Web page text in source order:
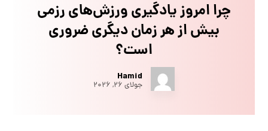
چرا امروز یادگیری ورزش‌های رزمی
بیش از هر زمان دیگری ضروری
است؟
Hamid
جولای ۲۶, ۲۰۲۶